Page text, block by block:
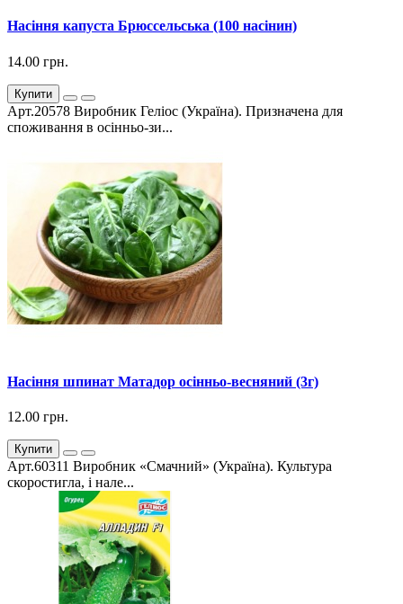
Насіння капуста Брюссельська (100 насінин)
14.00 грн.
Купити
Арт.20578 Виробник Геліос (Україна). Призначена для
споживання в осінньо-зи...
Насіння шпинат Матадор осінньо-весняний (3г)
12.00 грн.
Купити
Арт.60311 Виробник «Смачний» (Україна). Культура
скоростигла, і нале...